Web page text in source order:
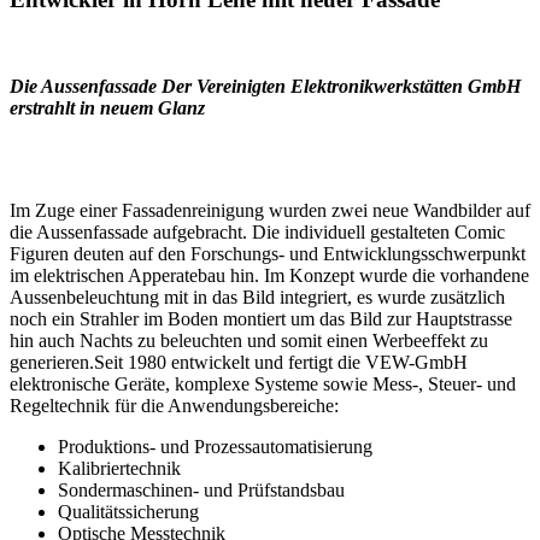
Die Aussenfassade Der Vereinigten Elektronikwerkstätten GmbH
erstrahlt in neuem Glanz
Im Zuge einer Fassadenreinigung wurden zwei neue Wandbilder auf
die Aussenfassade aufgebracht. Die individuell gestalteten Comic
Figuren deuten auf den Forschungs- und Entwicklungsschwerpunkt
im elektrischen Apperatebau hin. Im Konzept wurde die vorhandene
Aussenbeleuchtung mit in das Bild integriert, es wurde zusätzlich
noch ein Strahler im Boden montiert um das Bild zur Hauptstrasse
hin auch Nachts zu beleuchten und somit einen Werbeeffekt zu
generieren.Seit 1980 entwickelt und fertigt die VEW-GmbH
elektronische Geräte, komplexe Systeme sowie Mess-, Steuer- und
Regeltechnik für die Anwendungsbereiche:
Produktions- und Prozessautomatisierung
Kalibriertechnik
Sondermaschinen- und Prüfstandsbau
Qualitätssicherung
Optische Messtechnik